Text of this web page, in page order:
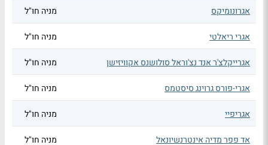
אגרונומיקס מניה חו"ל
אגרי ריאלטי מניה חו"ל
אגרייקלצ'ר אנד נצ'וראל סולושנס אקוויזישן מניה חו"ל
אגרי-פורס גרוינג סיסטמס מניה חו"ל
אגריפיי מניה חו"ל
אד פפר מדיה אינטרנשיונאל מניה חו"ל